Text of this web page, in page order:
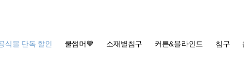
식몰 단독 할인 쿨썸머💙 소재별침구 커튼&블라인드 침구